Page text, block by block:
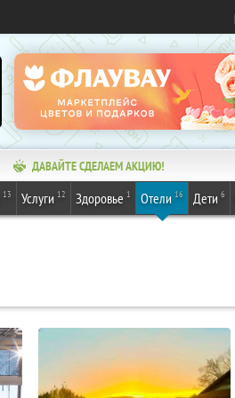
ДАВАЙТЕ СДЕЛАЕМ АКЦИЮ!
13 Услуги 12 Здоровье 1 Отели 16 Дети 6